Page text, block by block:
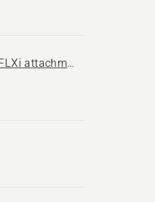
attachments